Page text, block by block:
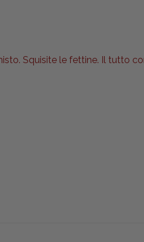
Squisite le fettine. Il tutto